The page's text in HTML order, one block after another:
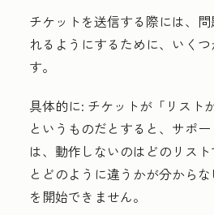
チケットを送信する際には、
れるようにするために、いく
す。
具体的に: チケットが「リスト
というものだとすると、サポ
は、動作しないのはどのリス
とどのように違うかが分から
を開始できません。